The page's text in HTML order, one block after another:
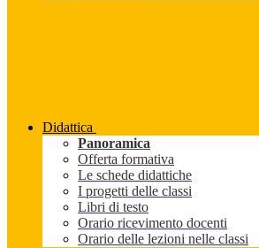
Didattica
Panoramica
Offerta formativa
Le schede didattiche
I progetti delle classi
Libri di testo
Orario ricevimento docenti
Orario delle lezioni nelle classi